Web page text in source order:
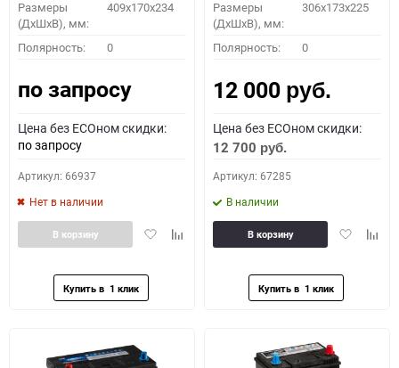
Размеры
(ДхШхВ), мм:
409x170x234
Полярность: 0
по запросу
Цена без ECOном скидки:
по запросу
Артикул: 66937
Нет в наличии
ДобавитьДобавить
В корзину
Размеры
(ДхШхВ), мм:
306x173x225
Полярность: 0
12 000 руб.
Цена без ECOном скидки:
12 700 руб.
Артикул: 67285
В наличии
Добавить
В корзину